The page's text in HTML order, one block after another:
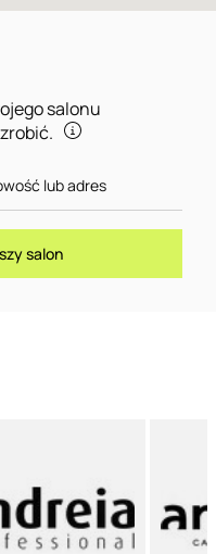
salonu
salon